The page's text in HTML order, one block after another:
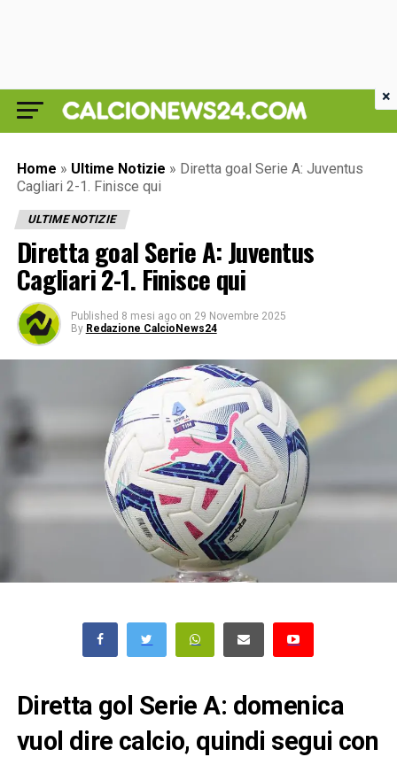
Home » Ultime Notizie » Diretta goal Serie A: Juventus
Cagliari 2-1. Finisce qui
ULTIME NOTIZIE
Diretta goal Serie A: Juventus
Cagliari 2-1. Finisce qui
Published 8 mesi ago on 29 Novembre 2025
By Redazione CalcioNews24
Diretta gol Serie A: domenica
vuol dire calcio, quindi segui con
×